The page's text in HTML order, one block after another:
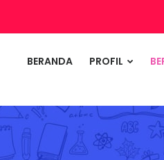
BERANDA PROFIL